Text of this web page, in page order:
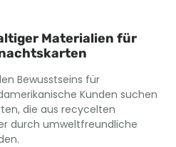
Materialien für
Bewusstseins für
Kunden suchen
die aus recycelten
durch umweltfreundliche